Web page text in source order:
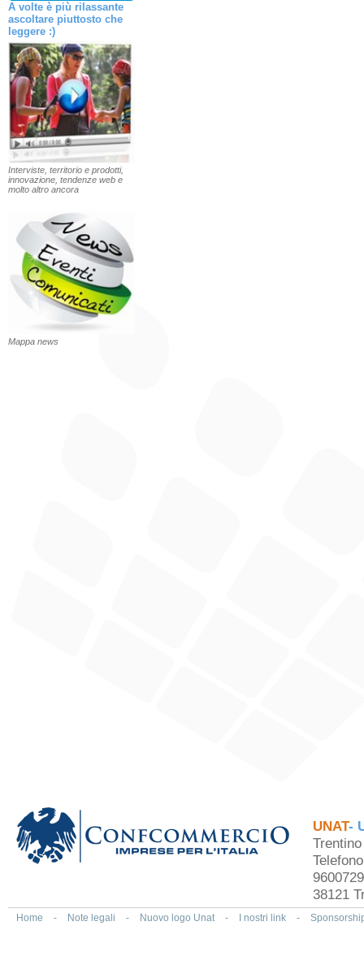
A volte è più rilassante
ascoltare piuttosto che
leggere :)
Interviste, territorio e prodotti,
innovazione, tendenze web e
molto altro ancora
Mappa news
UNAT-
38121
Home - Note legali - Nuovo logo Unat - I nostri link -